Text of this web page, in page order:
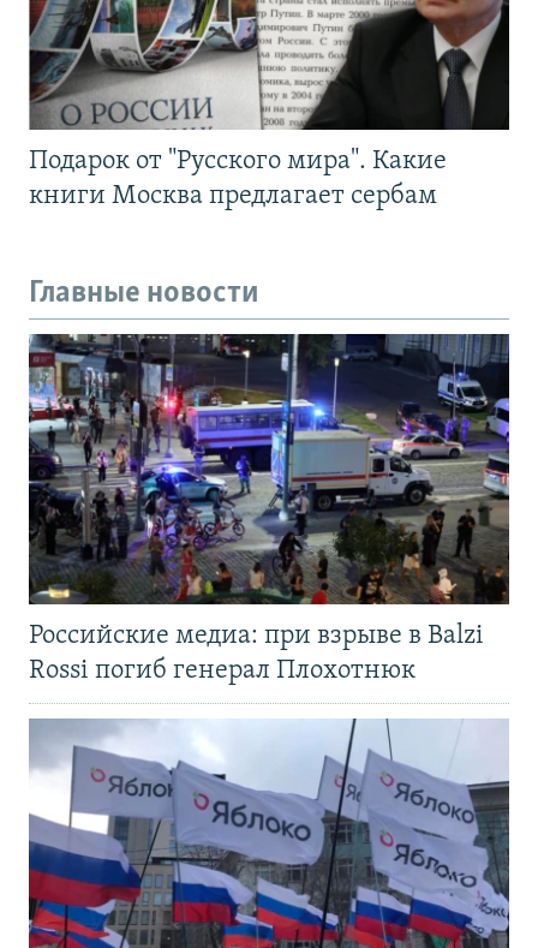
Подарок от "Русского мира". Какие
книги Москва предлагает сербам
Главные новости
Российские медиа: при взрыве в Balzi
Rossi погиб генерал Плохотнюк